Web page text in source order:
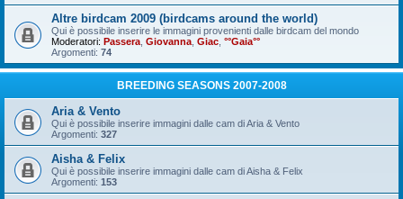
Altre birdcam 2009 (birdcams around the world)
Qui è possibile inserire le immagini provenienti dalle birdcam del mondo
Moderatori: Passera Giovanna Giac °°Gaia°°
Argomenti: 74
BREEDING SEASONS 2007-2008
Aria & Vento
Qui è possibile inserire immagini dalle cam di Aria & Vento
Argomenti: 327
Aisha & Felix
Qui è possibile inserire immagini dalle cam di Aisha & Felix
Argomenti: 153